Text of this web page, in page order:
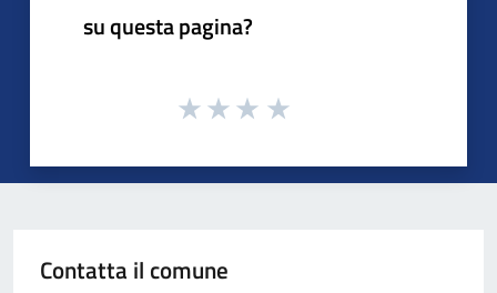
su questa pagina?
Contatta il comune